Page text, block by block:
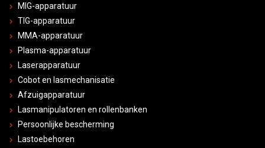
MIG-apparatuur
TIG-apparatuur
MMA-apparatuur
Plasma-apparatuur
Laserapparatuur
Cobot en lasmechanisatie
Afzuigapparatuur
Lasmanipulatoren en rollenbanken
Persoonlijke bescherming
Lastoebehoren